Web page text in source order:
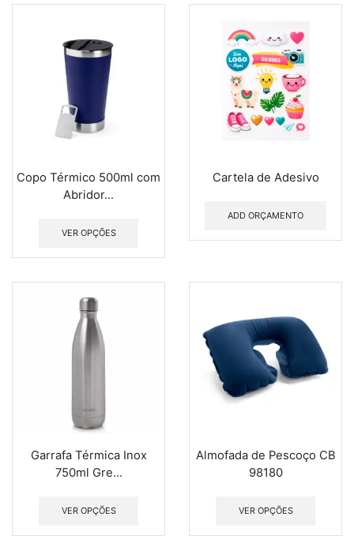
Copo Térmico 500ml com
Abridor...
VER OPÇÕES
Cartela de Adesivo
ADD ORÇAMENTO
Garrafa Térmica Inox
750ml Gre...
VER OPÇÕES
Almofada de Pescoço CB
98180
VER OPÇÕES